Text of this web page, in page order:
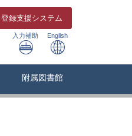
登録支援システム
入力補助 English
附属図書館